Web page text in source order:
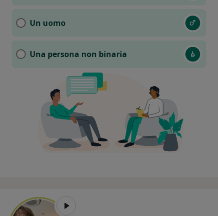
Un uomo
Una persona non binaria